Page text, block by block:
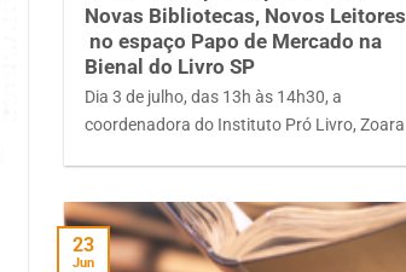
Novas Bibliotecas, Novos Leitores
no espaço Papo de Mercado na
Bienal do Livro SP
Dia 3 de julho, das 13h às 14h30, a
coordenadora do Instituto Pró Livro, Zoara
23
Jun